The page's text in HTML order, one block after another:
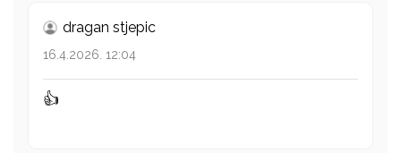
dragan stjepic
16.4.2026. 12:04
👍